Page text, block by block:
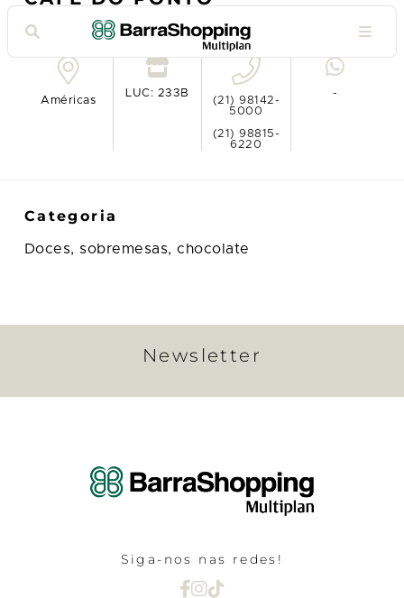
Ver no mapa
Américas
LUC: 233B
(21) 98142-
5000
(21) 98815-
6220
-
Categoria
Doces, sobremesas, chocolate
Newsletter
Siga-nos nas redes!